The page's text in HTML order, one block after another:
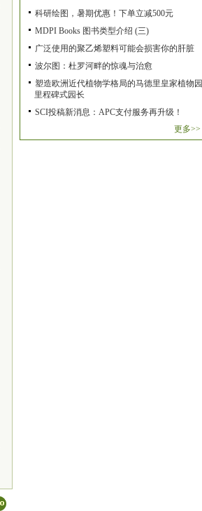
科研绘图，暑期优惠！下单立减500元
MDPI Books 图书类型介绍 (三)
广泛使用的聚乙烯塑料可能会损害你的肝脏
波尔图：杜罗河畔的惊魂与治愈
塑造欧洲近代植物学格局的马德里皇家植物园
里程碑式园长
SCI投稿新消息：APC支付服务再升级！
更多>>